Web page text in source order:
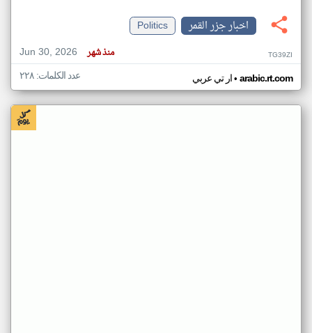
اخبار جزر القمر
Politics
Jun 30, 2026
منذ شهر TG39ZI
ار تي عربي• arabic.rt.com عدد الكلمات: ٢٢٨